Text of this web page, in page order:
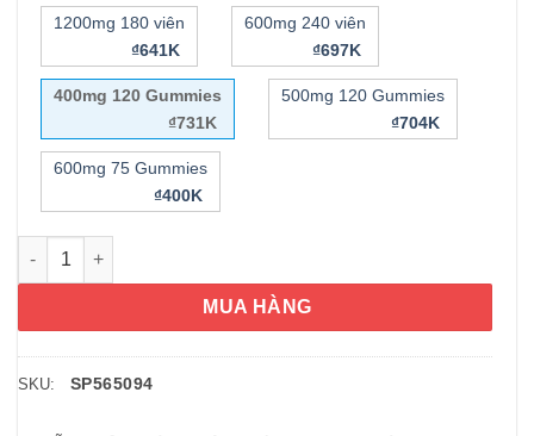
1200mg 180 viên
₫641K
600mg 240 viên
₫697K
400mg 120 Gummies
₫731K
500mg 120 Gummies
₫704K
600mg 75 Gummies
₫400K
Kẹo dẻo giấm táo Nature’s Truth Apple Cider Vinegar
MUA HÀNG
SKU: SP565094